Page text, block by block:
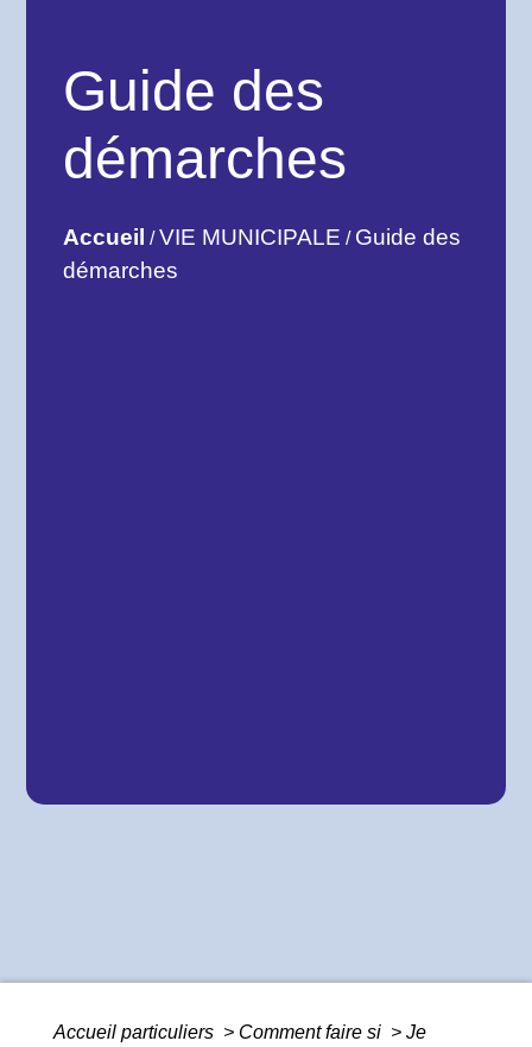
Guide des
démarches
Accueil /VIE MUNICIPALE / Guide des
démarches
Accueil particuliers > Comment faire si > Je